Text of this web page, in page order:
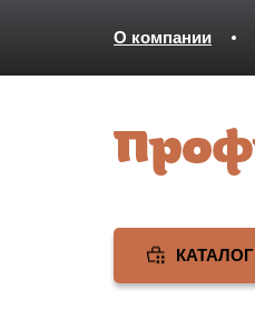
О компании
КАТАЛОГ